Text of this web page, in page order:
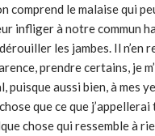
comprend le malaise qui
infliger à notre commun
les jambes. Il n’en
prendre certains, je
aussi bien, à mes
que ce que
chose qui ressemble à